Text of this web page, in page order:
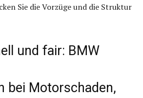
Sie die Vorzüge und die Struktur
und fair: BMW
bei Motorschaden,